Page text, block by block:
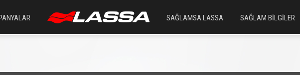
SAĞLAMSA LASSA SAĞLAM BİLGİLER